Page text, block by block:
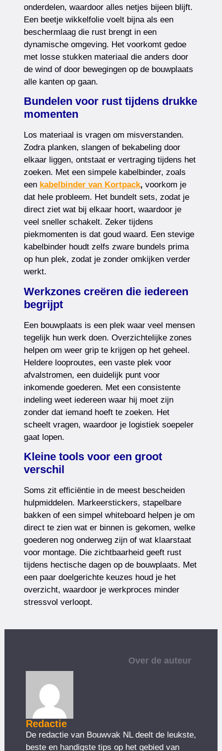
onderdelen, waardoor alles netjes bijeen blijft.
Een beetje wikkelfolie voelt bijna als een
beschermlaag die rust brengt in een
dynamische omgeving. Het voorkomt gedoe
met losse stukken materiaal die anders door
de wind of door bewegingen op de bouwplaats
alle kanten op gaan.
Bundelen voor rust tijdens drukke
momenten
Los materiaal is vragen om misverstanden.
Zodra planken, slangen of bekabeling door
elkaar liggen, ontstaat er vertraging tijdens het
zoeken. Met een simpele kabelbinder, zoals
een kabelbinder van Kortpack, voorkom je
dat hele probleem. Het bundelt sets, zodat je
direct ziet wat bij elkaar hoort, waardoor je
veel sneller schakelt. Zeker tijdens
piekmomenten is dat goud waard. Een stevige
kabelbinder houdt zelfs zware bundels prima
op hun plek, zodat je zonder omkijken verder
werkt.
Werkzones creëren die iedereen
begrijpt
Een bouwplaats is een plek waar veel mensen
tegelijk hun werk doen. Overzichtelijke zones
helpen om weer grip te krijgen op het geheel.
Heldere looproutes, een vaste plek voor
afvalstromen, een duidelijk punt voor
inkomende goederen. Met een consistente
indeling weet iedereen waar hij moet zijn
zonder dat iemand hoeft te zoeken. Het
scheelt vragen, waardoor je logistiek soepeler
gaat lopen.
Kleine tools voor een groot
verschil
Soms zit efficiëntie in de meest bescheiden
hulpmiddelen. Markeerstickers, stapelbare
bakken of een simpel whiteboard helpen je om
direct te zien wat er binnen is gekomen, welke
goederen nog onderweg zijn of wat klaarstaat
voor montage. Die zichtbaarheid geeft rust
tijdens hectische dagen op de bouwplaats. Met
een paar doelgerichte keuzes houd je het
overzicht, waardoor je werkproces minder
stressvol verloopt.
Over de auteur
Redactie
De redactie van Bouwvak NL deelt de leukste,
beste en handigste tips op het gebied van